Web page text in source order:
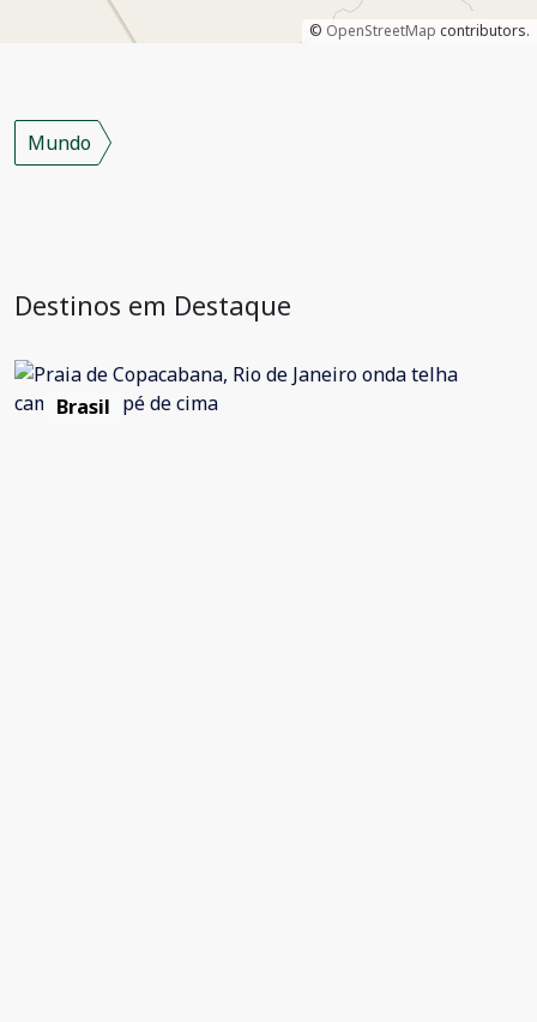
© OpenStreetMap contributors.
Mundo
Destinos em Destaque
Brasil